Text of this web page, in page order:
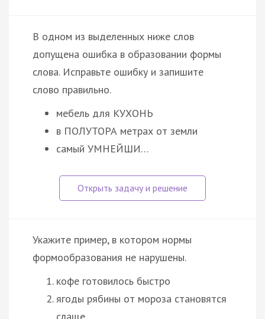
В одном из выделенных ниже слов
допущена ошибка в образовании формы
слова. Исправьте ошибку и запишите
слово правильно.
мебель для КУХОНЬ
в ПОЛУТОРА метрах от земли
самый УМНЕЙШИ…
Укажите пример, в котором нормы
формообразования не нарушены.
кофе готовилось быстро
ягоды рябины от мороза становятся
слаще